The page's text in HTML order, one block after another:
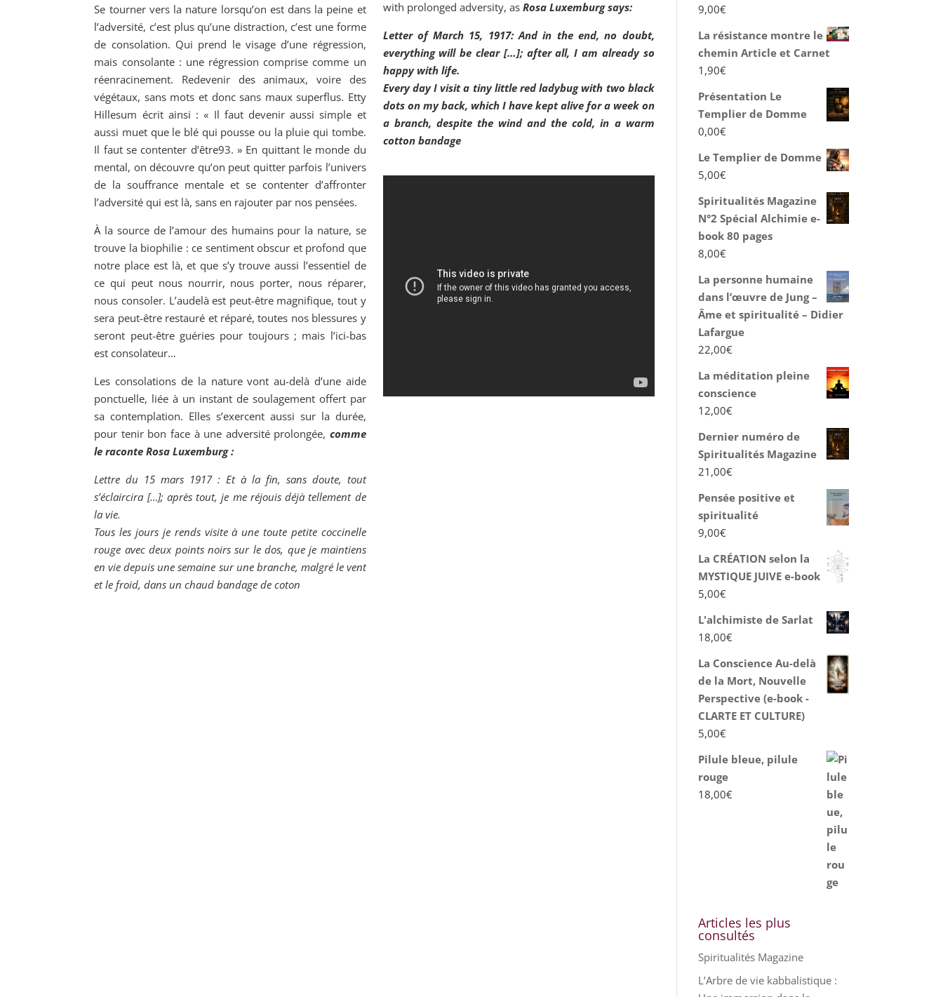
Se tourner vers la nature lorsqu’on est dans la peine et
l’adversité, c’est plus qu’une distraction, c’est une forme
de consolation. Qui prend le visage d’une régression,
mais consolante : une régression comprise comme un
réenracinement. Redevenir des animaux, voire des
végétaux, sans mots et donc sans maux superflus. Etty
Hillesum écrit ainsi : « Il faut devenir aussi simple et
aussi muet que le blé qui pousse ou la pluie qui tombe.
Il faut se contenter d’être93. » En quittant le monde du
mental, on découvre qu’on peut quitter parfois l’univers
de la souffrance mentale et se contenter d’affronter
l’adversité qui est là, sans en rajouter par nos pensées.
À la source de l’amour des humains pour la nature, se
trouve la biophilie : ce sentiment obscur et profond que
notre place est là, et que s’y trouve aussi l’essentiel de
ce qui peut nous nourrir, nous porter, nous réparer,
nous consoler. L’audelà est peut-être magnifique, tout y
sera peut-être restauré et réparé, toutes nos blessures y
seront peut-être guéries pour toujours ; mais l’ici-bas
est consolateur…
Les consolations de la nature vont au-delà d’une aide
ponctuelle, liée à un instant de soulagement offert par
sa contemplation. Elles s’exercent aussi sur la durée,
pour tenir bon face à une adversité prolongée, comme
le raconte RosaLuxemburg :
Lettre du 15 mars 1917 : Et à la fin, sans doute, tout
s’éclaircira […]; après tout, je me réjouis déjà tellement de
la vie.
Tous les jours je rends visite à une toute petite coccinelle
rouge avec deux points noirs sur le dos, que je maintiens
en vie depuis une semaine sur une branche, malgré le vent
et le froid, dans un chaud bandage de coton
with prolonged adversity, as Rosa Luxemburg says:
Letter of March 15, 1917: And in the end, no doubt,
everything will be clear […]; after all, I am already so
happy with life.
Every day I visit a tiny little red ladybug with two black
dots on my back, which I have kept alive for a week on
a branch, despite the wind and the cold, in a warm
cotton bandage
9,00€
La résistance montre le
chemin Article et Carnet
1,90€
Présentation Le
Templier de Domme
0,00€
Le Templier de Domme
5,00€
Spiritualités Magazine
N°2 Spécial Alchimie e-
book 80 pages
8,00€
La personne humaine
dans l’œuvre de Jung –
Âme et spiritualité – Didier
Lafargue
22,00€
La méditation pleine
conscience
12,00€
Dernier numéro de
Spiritualités Magazine
21,00€
Pensée positive et
spiritualité
9,00€
La CRÉATION selon la
MYSTIQUE JUIVE e-book
5,00€
L'alchimiste de Sarlat
18,00€
La Conscience Au-delà
de la Mort, Nouvelle
Perspective (e-book -
CLARTE ET CULTURE)
5,00€
Pilule bleue, pilule
rouge
18,00€
Articles les plus
consultés
Spiritualités Magazine
L’Arbre de vie kabbalistique :